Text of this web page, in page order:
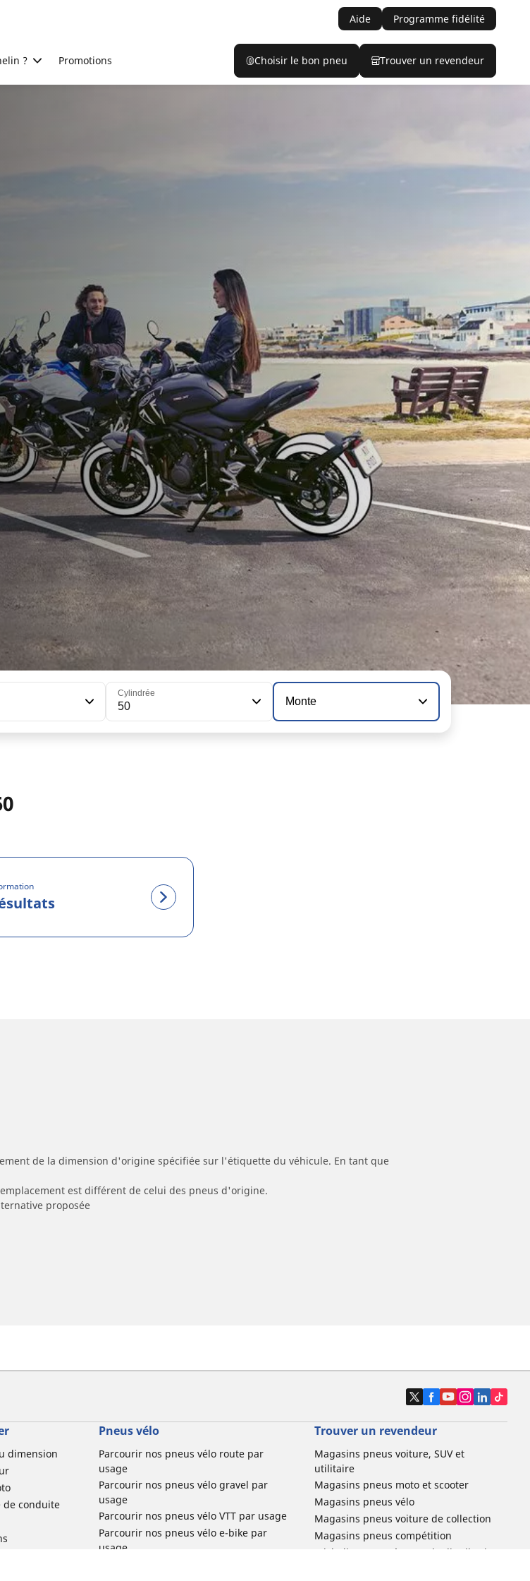
Aide Programme fidélité
? Promotions Choisir le bon pneu Trouver un revendeur
Cylindrée
50 Monte
de la dimension d'origine spécifiée sur l'étiquette du véhicule. En tant que
est différent de celui des pneus d'origine.
proposée
dimension
de conduite
Pneus vélo
Parcourir nos pneus vélo route par
usage
Parcourir nos pneus vélo gravel par
usage
Parcourir nos pneus vélo VTT par usage
Parcourir nos pneus vélo e-bike par
usage
Trouver un revendeur
Magasins pneus voiture, SUV et
utilitaire
Magasins pneus moto et scooter
Magasins pneus vélo
Magasins pneus voiture de collection
Magasins pneus compétition
Michelin et ses réseaux de distribution